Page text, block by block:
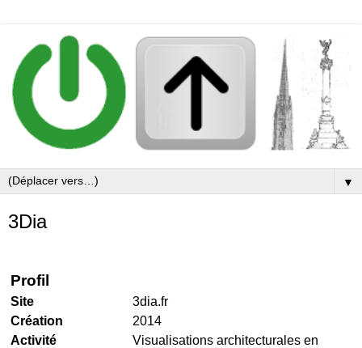
▼
3Dia
Profil
Site
3dia.fr
Création
2014
Activité
Visualisations architecturales en